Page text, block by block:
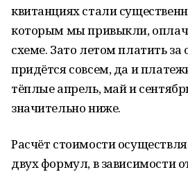
квитанциях стали
которым мы привыкли,
схеме. Зато летом платить за
придётся совсем, да и
тёплые апрель, май и
значительно ниже.
Расчёт стоимости
двух формул, в зависимости